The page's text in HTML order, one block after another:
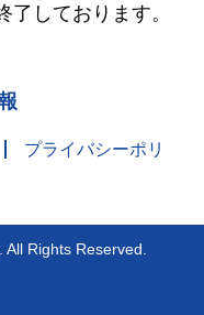
しております。
プライバシーポリ
Rights Reserved.